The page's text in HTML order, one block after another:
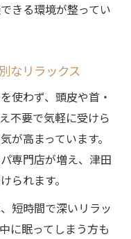
きる環境が整ってい
なリラックス
使わず、頭皮や首・
不要で気軽に受けら
が高まっています。
専門店が増え、津田
られます。
短時間で深いリラッ
に眠ってしまう方も